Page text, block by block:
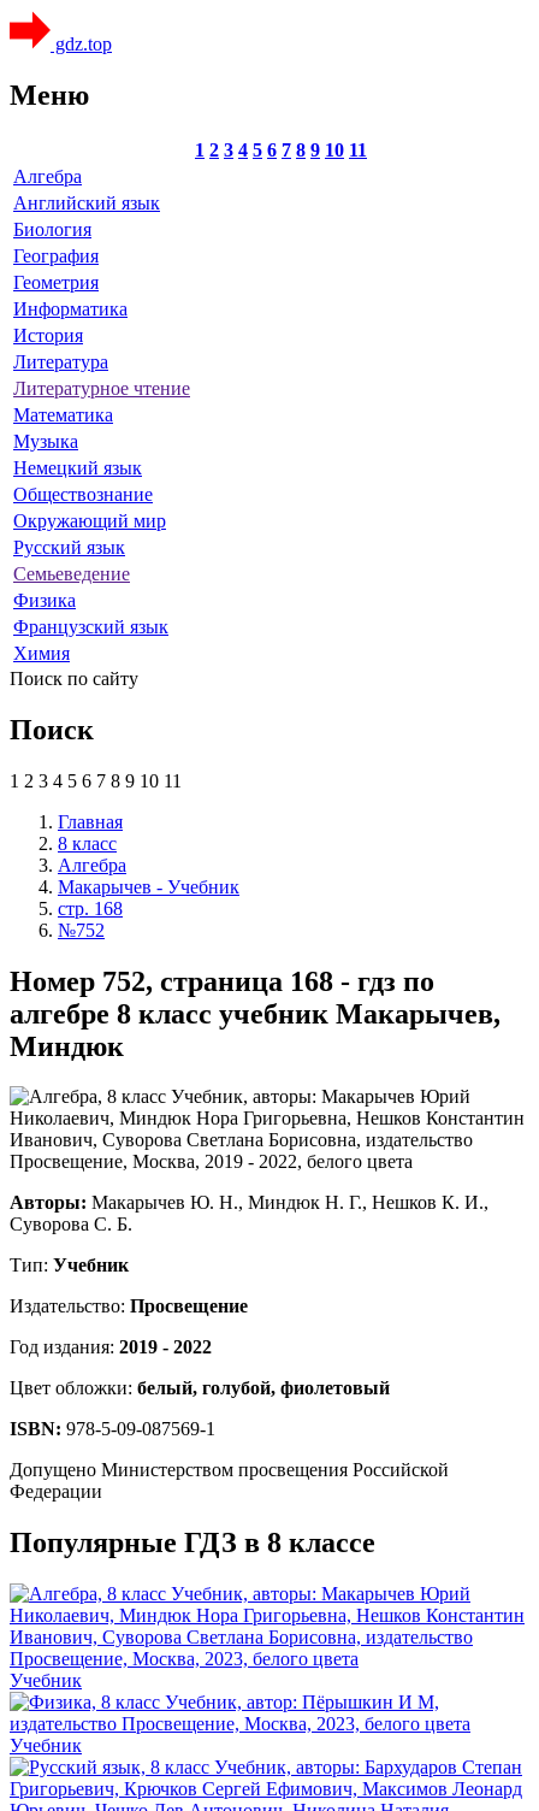
gdz.top
Меню
1 2 3 4 5 6 7 8 9 10 11
Алгебра
Английский язык
Биология
География
Геометрия
Информатика
История
Литература
Литературное чтение
Математика
Музыка
Немецкий язык
Обществознание
Окружающий мир
Русский язык
Семьеведение
Физика
Французский язык
Химия
Поиск по сайту
Поиск
1 2 3 4 5 6 7 8 9 10 11
Главная
8 класс
Алгебра
Макарычев - Учебник
стр. 168
№752
Номер 752, страница 168 - гдз по
алгебре 8 класс учебник Макарычев,
Миндюк
Авторы: Макарычев Ю. Н., Миндюк Н. Г., Нешков К. И.,
Суворова С. Б.
Тип: Учебник
Издательство: Просвещение
Год издания: 2019 - 2022
Цвет обложки: белый, голубой, фиолетовый
ISBN: 978-5-09-087569-1
Допущено Министерством просвещения Российской
Федерации
Популярные ГДЗ в 8 классе
Учебник
Учебник